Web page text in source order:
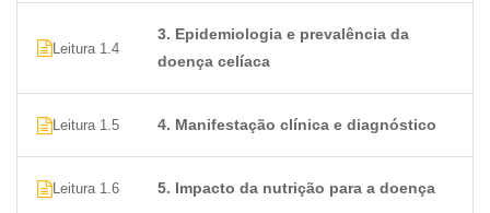
Nutrição para gestantes celíacas
Nutrição para crianças celíacas
Nutrição para idosos celíacos
1. Qual o valor de um Curso de
Leitura 1.4
3. Epidemiologia e prevalência da
doença celíaca
Leitura 1.5 4. Manifestação clínica e diagnóstico
Leitura 1.6 5. Impacto da nutrição para a doença